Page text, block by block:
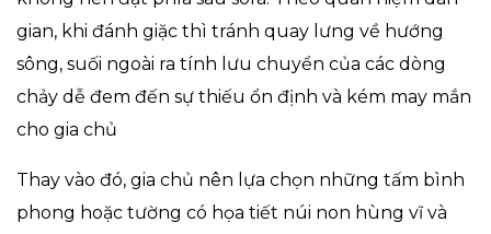
gian, khi đánh giặc thì tránh quay lưng về hướng
sông, suối ngoài ra tính lưu chuyển của các dòng
chảy dễ đem đến sự thiếu ổn định và kém may mắn
cho gia chủ
Thay vào đó, gia chủ nên lựa chọn những tấm bình
phong hoặc tường có họa tiết núi non hùng vĩ và